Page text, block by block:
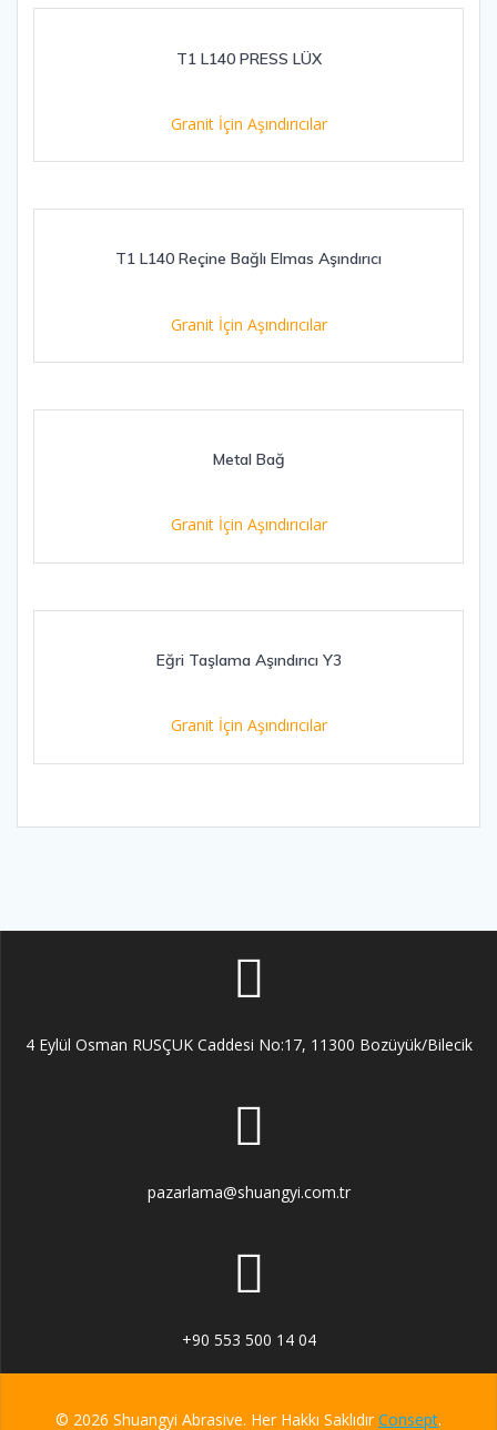
T1 L140 PRESS LÜX
Granit İçin Aşındırıcılar
T1 L140 Reçine Bağlı Elmas Aşındırıcı
Granit İçin Aşındırıcılar
Metal Bağ
Granit İçin Aşındırıcılar
Eğri Taşlama Aşındırıcı Y3
Granit İçin Aşındırıcılar
4 Eylül Osman RUSÇUK Caddesi No:17, 11300 Bozüyük/Bilecik
pazarlama@shuangyi.com.tr
+90 553 500 14 04
© 2026 Shuangyi Abrasive. Her Hakkı SaklıdırConsept.